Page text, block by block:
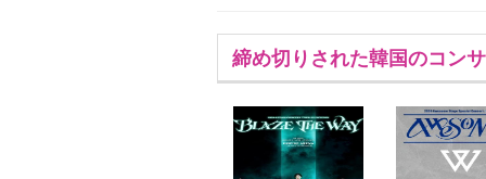
締め切りされた韓国のコン